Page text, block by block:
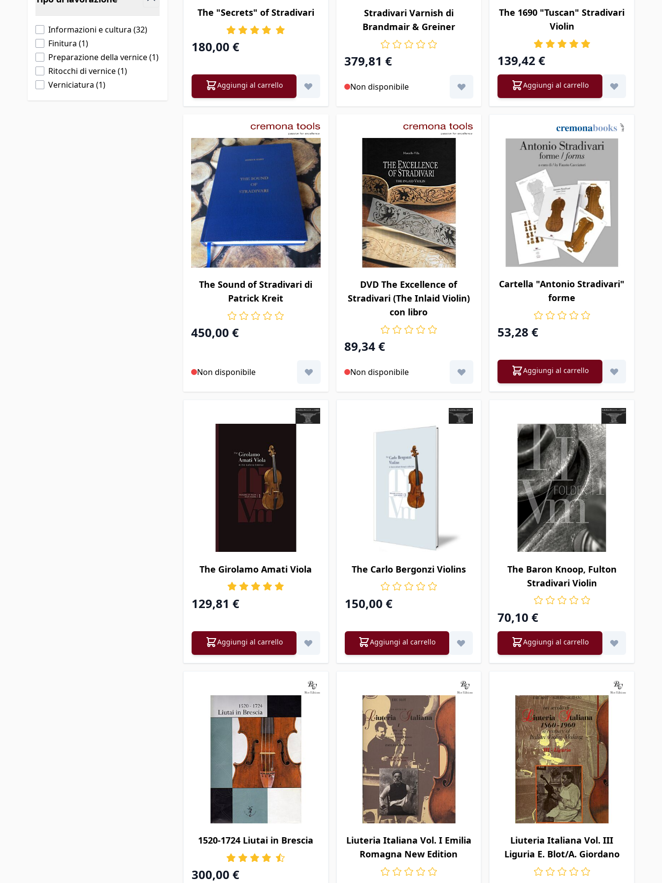
Informazioni e cultura (32products available
)
Finitura (1products available
)
Preparazione della vernice(1products available
)
Ritocchi di vernice(1products available
)
Verniciatura (1products available
)
The "Secrets" of Stradivari
180,00 €
Aggiungi al carrello
Stradivari Varnish di
Brandmair & Greiner
379,81 €
Non disponibile
The 1690 "Tuscan" Stradivari
Violin
139,42 €
Aggiungi al carrello
The Sound of Stradivari di
Patrick Kreit
450,00 €
Non disponibile
DVD The Excellence of
Stradivari (The Inlaid Violin)
con libro
89,34 €
Non disponibile
Cartella "Antonio Stradivari"
forme
53,28 €
Aggiungi al carrello
The Girolamo Amati Viola
129,81 €
Aggiungi al carrello
The Carlo Bergonzi Violins
150,00 €
Aggiungi al carrello
The Baron Knoop, Fulton
Stradivari Violin
70,10 €
Aggiungi al carrello
1520-1724 Liutai in Brescia
300,00 €
Liuteria Italiana Vol. I Emilia
Romagna New Edition
Liuteria Italiana Vol. III
Liguria E. Blot/A. Giordano